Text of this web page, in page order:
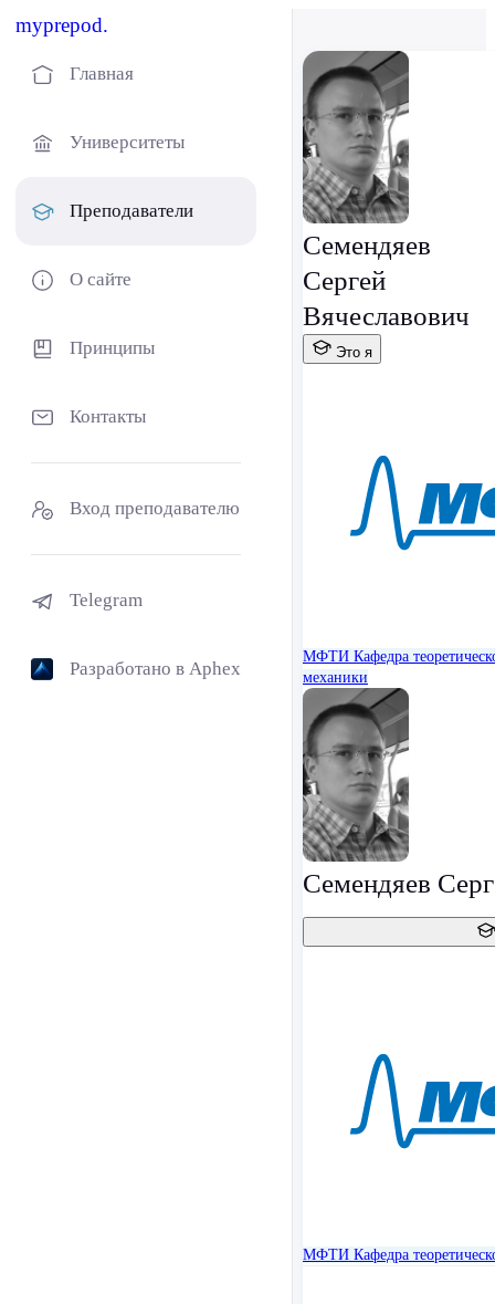
myprepod.
Главная
Университеты
Преподаватели
О сайте
Принципы
Контакты
Вход преподавателю
Telegram
Разработано в Aphex
Семендяев
Сергей
Вячеславович
Это я
МФТИ Кафедра
механики
Семендяев
МФТИ Кафедра